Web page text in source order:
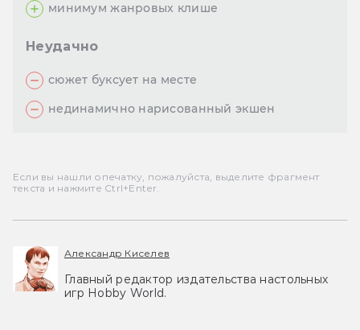
минимум жанровых клише
Неудачно
сюжет буксует на месте
нединамично нарисованный экшен
Если вы нашли опечатку, пожалуйста, выделите фрагмент
текста и нажмите Ctrl+Enter.
Александр Киселев
Главный редактор издательства настольных
игр Hobby World.